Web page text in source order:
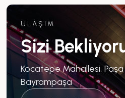
ULAŞIM
Sizi
Kocatepe Mahallesi,
Bayrampaşa